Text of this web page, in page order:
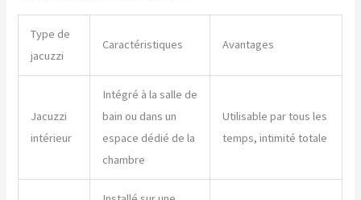
Type de
jacuzzi
Caractéristiques Avantages
Jacuzzi
intérieur
Intégré à la salle de
bain ou dans un
espace dédié de la
chambre
Utilisable par tous les
temps, intimité totale